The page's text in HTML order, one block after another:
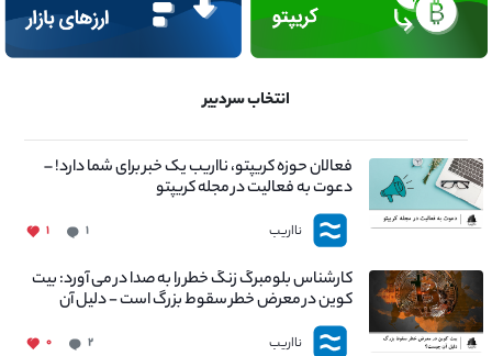
انتخاب سردبیر
فعالان حوزه کریپتو، نااریب یک خبر برای شما دارد! –
دعوت به فعالیت در مجله کریپتو
نااریب ۱ ۱
کارشناس بلومبرگ زنگ خطر را به صدا در می آورد: بیت
کوین در معرض خطر سقوط بزرگ است - دلیل آن
چیست؟
نااریب ۲ ۰